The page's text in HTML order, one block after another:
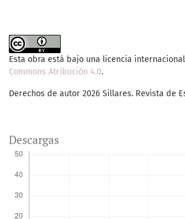
Esta obra está bajo una licencia internacional
Commons Atribución 4.0.
Derechos de autor 2026 Sillares. Revista de
Descargas